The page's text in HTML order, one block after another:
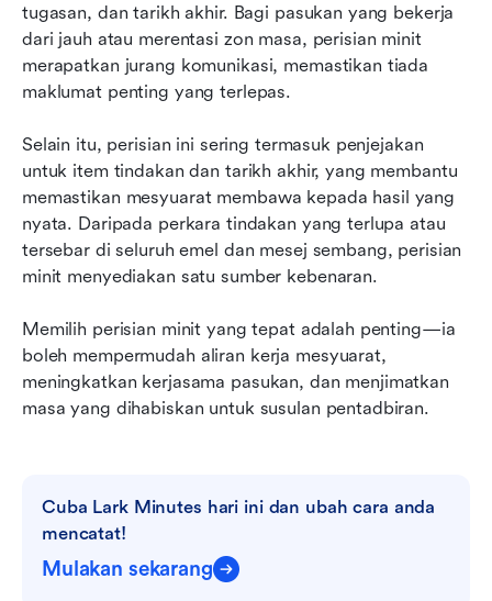
tugasan, dan tarikh akhir. Bagi pasukan yang bekerja
dari jauh atau merentasi zon masa, perisian minit
merapatkan jurang komunikasi, memastikan tiada
maklumat penting yang terlepas.
Selain itu, perisian ini sering termasuk penjejakan
untuk item tindakan dan tarikh akhir, yang membantu
memastikan mesyuarat membawa kepada hasil yang
nyata. Daripada perkara tindakan yang terlupa atau
tersebar di seluruh emel dan mesej sembang, perisian
minit menyediakan satu sumber kebenaran.
Memilih perisian minit yang tepat adalah penting—ia
boleh mempermudah aliran kerja mesyuarat,
meningkatkan kerjasama pasukan, dan menjimatkan
masa yang dihabiskan untuk susulan pentadbiran.
Cuba Lark Minutes hari ini dan ubah cara anda
mencatat!
Mulakan sekarang